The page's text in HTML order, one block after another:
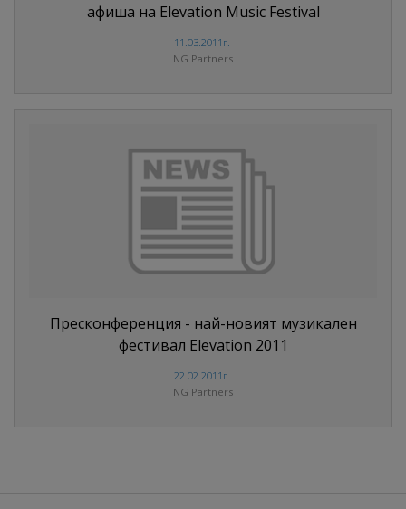
афиша на Elevation Music Festival
11.03.2011г.
NG Partners
Пресконференция - най-новият музикален
фестивал Elevation 2011
22.02.2011г.
NG Partners